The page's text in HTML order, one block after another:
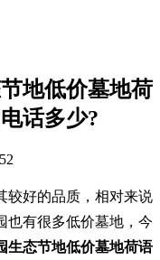
地低价墓地荷
话多少?
较好的品质，相对来说
也有很多低价墓地，今
生态节地低价墓地荷语